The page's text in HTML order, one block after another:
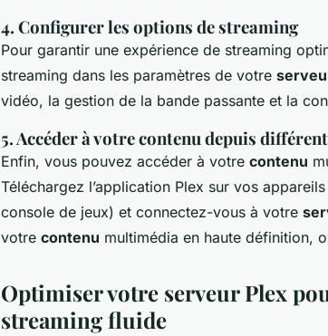
4. Configurer les options de streaming
Pour garantir une expérience de streaming
streaming dans les paramètres de votre
vidéo, la gestion de la bande passante et la
5. Accéder à votre contenu depuis
Enfin, vous pouvez accéder à votre contenu
Téléchargez l’application Plex sur vos
console de jeux) et connectez-vous à votre
votre contenu multimédia en haute définition,
Optimiser votre serveur Plex
streaming fluide